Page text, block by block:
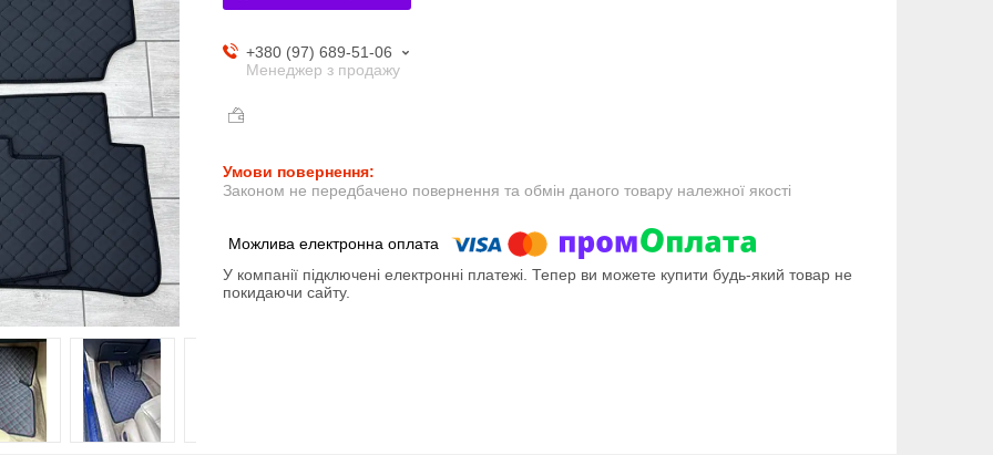
+380 (97) 689-51-06
Менеджер з продажу
Законом не передбачено повернення та обмін даного товару належної якості
У компанії підключені електронні платежі. Тепер ви можете купити будь-який товар не
покидаючи сайту.